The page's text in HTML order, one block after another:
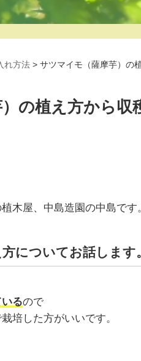
れ方法 > サツマイモ（薩摩芋）の
の植え方から収
木屋、中島造園の中島です
についてお話します
るので
培した方がいいです。